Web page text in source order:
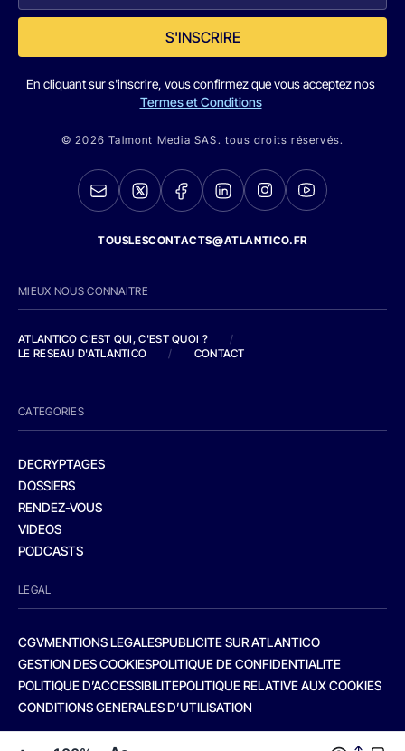
S'INSCRIRE
En cliquant sur s'inscrire, vous confirmez que vous acceptez nos
Termes et Conditions
© 2026 Talmont Media SAS. tous droits réservés.
TOUSLESCONTACTS@ATLANTICO.FR
MIEUX NOUS CONNAITRE
ATLANTICO C'EST QUI, C'EST QUOI ?
/
LE RESEAU D'ATLANTICO
/ CONTACT
CATEGORIES
DECRYPTAGES
DOSSIERS
RENDEZ-VOUS
VIDEOS
PODCASTS
LEGAL
CGVMENTIONS LEGALESPUBLICITE SUR ATLANTICO
GESTION DES COOKIESPOLITIQUE DE CONFIDENTIALITE
POLITIQUE D’ACCESSIBILITEPOLITIQUE RELATIVE AUX COOKIES
CONDITIONS GENERALES D’UTILISATION